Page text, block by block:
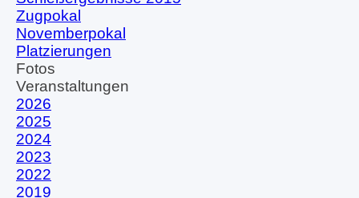
Zugpokal
Novemberpokal
Platzierungen
Fotos
Veranstaltungen
2026
2025
2024
2023
2022
2019